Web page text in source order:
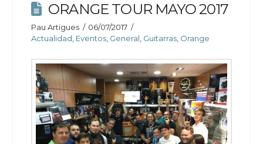
ORANGE TOUR MAYO 2017
Pau Artigues
06/07/2017
Actualidad Eventos, General Guitarras, Orange